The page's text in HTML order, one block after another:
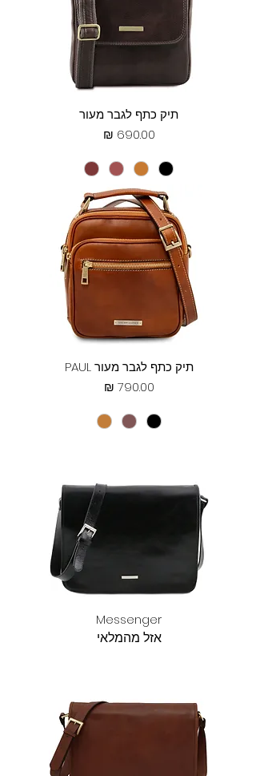
תיק כתף לגבר מעור
מחיר
תיק כתף לגבר מעור PAUL
מחיר
Messenger
אזל מהמלאי